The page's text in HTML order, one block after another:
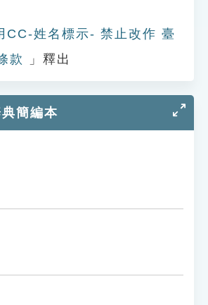
CC-姓名標示- 禁止改作 臺
款
」釋出
簡編本